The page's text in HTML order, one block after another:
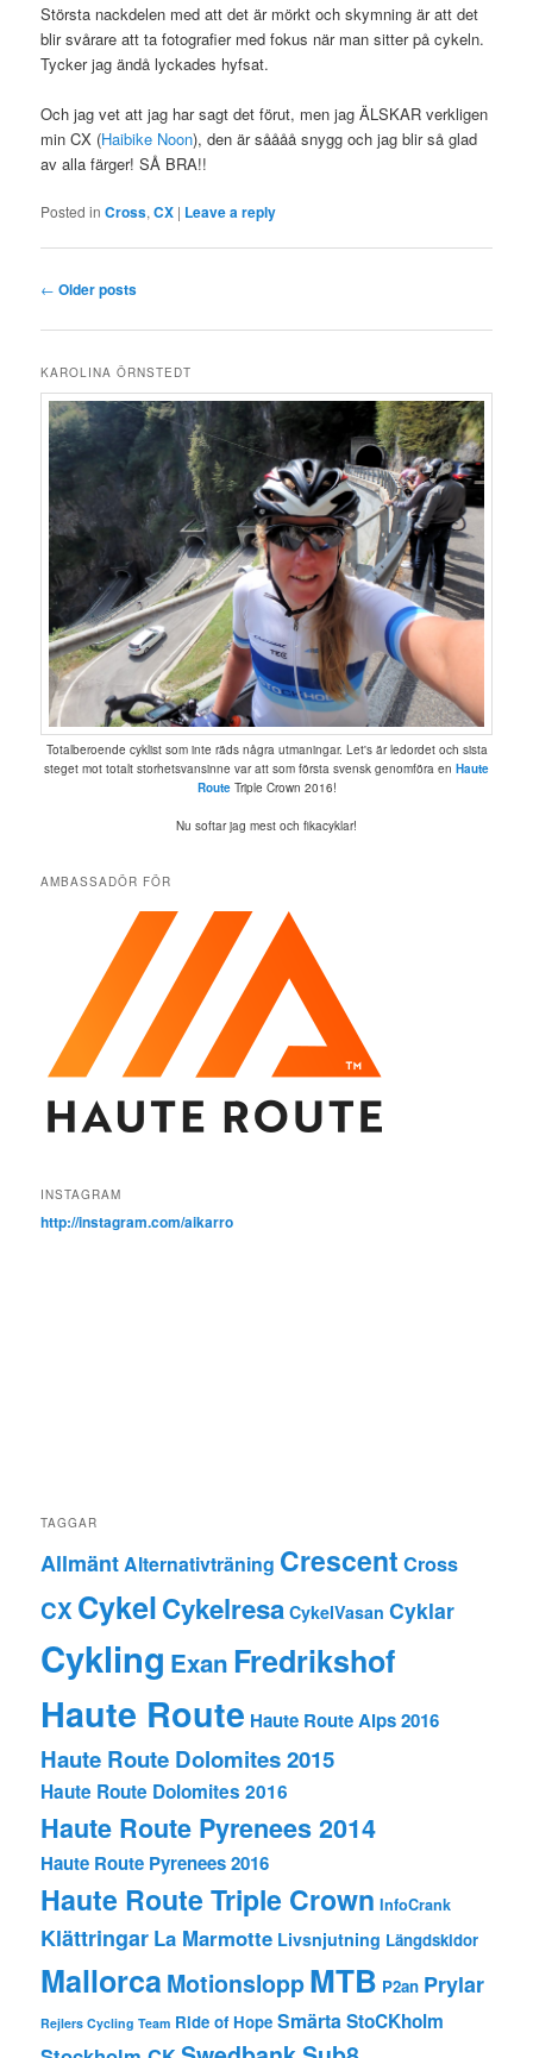
Största nackdelen med att det är mörkt och skymning är att det
blir svårare att ta fotografier med fokus när man sitter på cykeln.
Tycker jag ändå lyckades hyfsat.
Och jag vet att jag har sagt det förut, men jag ÄLSKAR verkligen
min CX (Haibike Noon), den är såååå snygg och jag blir så glad
av alla färger! SÅ BRA!!
Posted in Cross,CX | Leave a reply
Post
← Older posts
KAROLINA ÖRNSTEDT
Totalberoende cyklist som inte räds några utmaningar. Let's är ledordet och sista
steget mot totalt storhetsvansinne var att som första svensk genomföra en Haute
RouteTriple Crown 2016!
Nu softar jag mest och fikacyklar!
AMBASSADÖR FÖR
INSTAGRAM
http://instagram.com/aikarro
TAGGAR
AllmäntAlternativträning Crescent Cross
CX CykelCykelresa CykelVasan Cyklar
Cykling Exan Fredrikshof
Haute Route Haute Route Alps 2016
Haute Route Dolomites 2015
Haute Route Dolomites 2016
Haute Route Pyrenees 2014
Haute Route Pyrenees 2016
Haute Route Triple Crown InfoCrank
Klättringar La Marmotte Livsnjutning Längdskidor
MallorcaMotionsloppMTB P2an Prylar
Rejlers Cycling Team Ride of Hope SmärtaStoCKholm